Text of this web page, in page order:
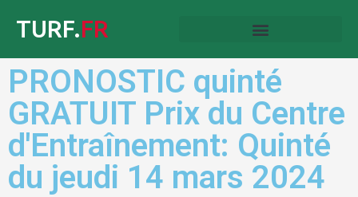
TURF.FR
PRONOSTIC quinté
GRATUIT Prix du Centre
d'Entraînement: Quinté
du jeudi 14 mars 2024